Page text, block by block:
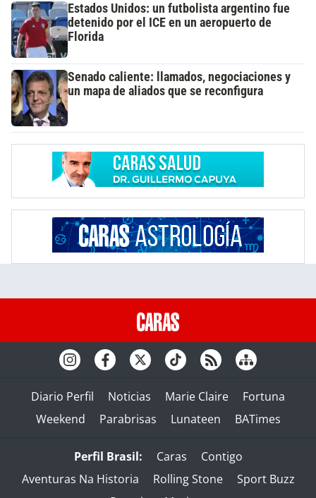
Estados Unidos: un futbolista argentino fue
detenido por el ICE en un aeropuerto de
Florida
Senado caliente: llamados, negociaciones y
un mapa de aliados que se reconfigura
Diario Perfil Noticias Marie Claire
Fortuna
Weekend
Parabrisas Lunateen BATimes
Perfil Brasil: Caras
Contigo
Aventuras Na Historia
Rolling Stone
Sport Buzz